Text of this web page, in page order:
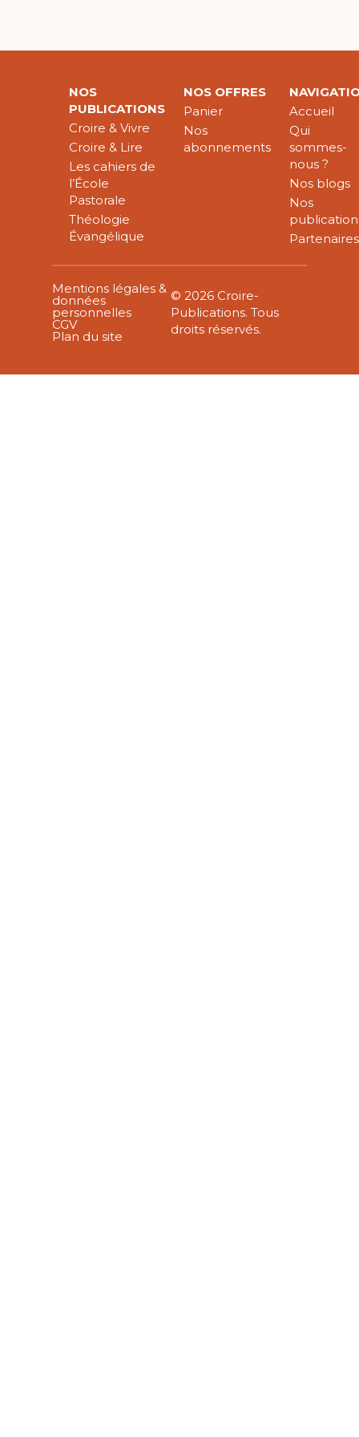
NOS
PUBLICATIONS
Croire & Vivre
Croire & Lire
Les cahiers de
l’École
Pastorale
Théologie
Évangélique
NOS OFFRES
Panier
Nos
abonnements
Accueil
Qui
sommes-
nous ?
Nos blogs
Nos
Partenaires
Mentions légales &
données
personnelles
CGV
Plan du site
© 2026 Croire-
Publications. Tous
droits réservés.